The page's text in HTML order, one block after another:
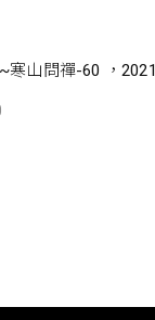
寒山問禪-60 ，2021